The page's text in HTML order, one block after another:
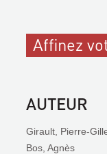
Affinez
AUTEUR
Girault, Pierre-
Bos, Agnès